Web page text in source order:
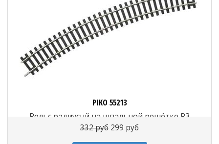
PIKO 55213
Рельс радиуснй на шпальной решётке R3
R=483.75 мм 30°, H0
332 руб 299 руб